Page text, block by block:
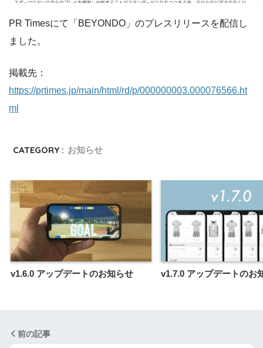
PR Timesにて「BEYONDO」のプレスリリースを配信し
ました。
掲載先：
https://prtimes.jp/main/html/rd/p/000000003.000076566.ht
ml
CATEGORY : お知らせ
v1.6.0 アップデートのお知らせ v1.7.0 アップデートのお
前の記事